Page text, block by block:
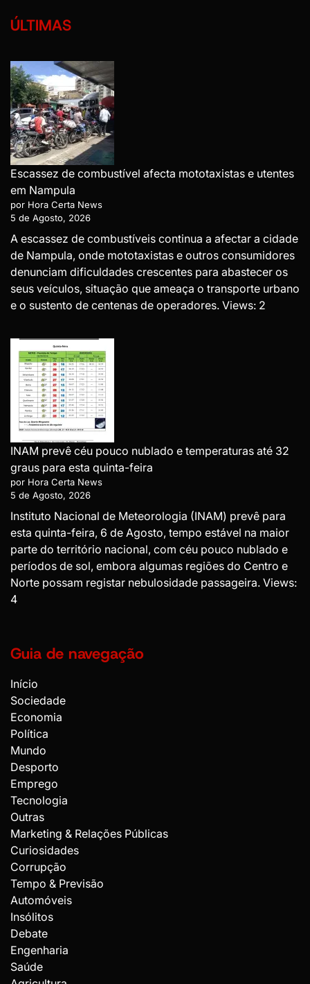
ÚLTIMAS
Escassez de combustível afecta mototaxistas e utentes
em Nampula
por Hora Certa News
5 de Agosto, 2026
A escassez de combustíveis continua a afectar a cidade
de Nampula, onde mototaxistas e outros consumidores
denunciam dificuldades crescentes para abastecer os
seus veículos, situação que ameaça o transporte urbano
e o sustento de centenas de operadores. Views: 2
INAM prevê céu pouco nublado e temperaturas até 32
graus para esta quinta-feira
por Hora Certa News
5 de Agosto, 2026
Instituto Nacional de Meteorologia (INAM) prevê para
esta quinta-feira, 6 de Agosto, tempo estável na maior
parte do território nacional, com céu pouco nublado e
períodos de sol, embora algumas regiões do Centro e
Norte possam registar nebulosidade passageira. Views:
4
Guia de navegação
Início
Sociedade
Economia
Política
Mundo
Desporto
Emprego
Tecnologia
Outras
Marketing & Relações Públicas
Curiosidades
Corrupção
Tempo & Previsão
Automóveis
Insólitos
Debate
Engenharia
Saúde